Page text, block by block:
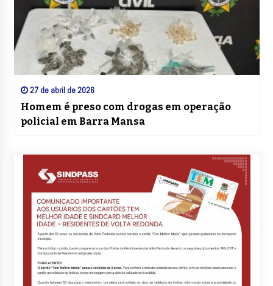
27 de abril de 2026
Homem é preso com drogas em operação
policial em Barra Mansa